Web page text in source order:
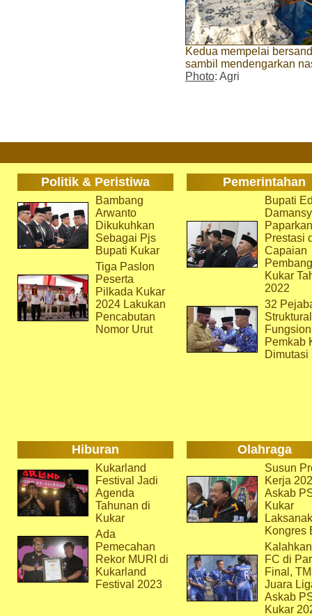
Kedua mempelai
sambil mendengarkan
Photo: Agri
Politik & Peristiwa Pemerintahan
Bambang
Arwanto
Dikukuhkan
Sebagai Pjs
Bupati Kukar
Tiga Paslon
Peserta
Pilkada Kukar
2024 Lakukan
Pencabutan
Nomor Urut
Bupati
Paparkan
Prestasi
Capaian
Kukar
2022
32
Pemkab
Dimutasi
Hiburan Olahraga
Kukarland
Festival Jadi
Agenda
Tahunan di
Kukar
Ada
Pemecahan
Rekor MURI di
Kukarland
Festival 2023
Susun
Kerja
Askab
Kukar
Kongres
FC di
Final,
Juara
Askab
Kukar